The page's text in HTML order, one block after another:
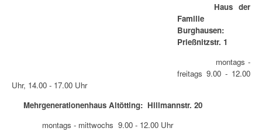
Haus der
Familie
Burghausen:
Prießnitzstr. 1
montags -
freitags 9.00 - 12.00
Uhr, 14.00 - 17.00 Uhr
Mehrgenerationenhaus Altötting: Hillmannstr. 20
montags - mittwochs 9.00 - 12.00 Uhr